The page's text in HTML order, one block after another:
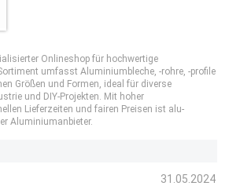
Onlineshop für hochwertige
umfasst Aluminiumbleche, -rohre, -profile
Größen und Formen, ideal für diverse
und DIY-Projekten. Mit hoher
Lieferzeiten und fairen Preisen ist alu-
Aluminiumanbieter.
31.05.2024